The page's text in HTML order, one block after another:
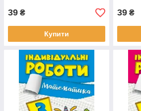
39 ₴
Купити
39 ₴